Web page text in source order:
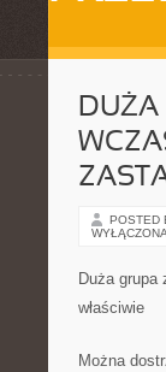
DUŻA
POSTED
WYŁĄCZONA
Duża
właściwie
Można